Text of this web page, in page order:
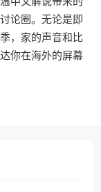
论圈。无论是即
，家的声音和比
你在海外的屏幕